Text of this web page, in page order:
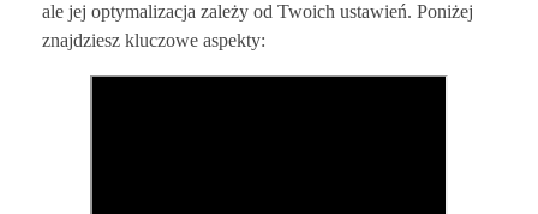
ale jej optymalizacja zależy od Twoich ustawień. Poniżej
znajdziesz kluczowe aspekty: